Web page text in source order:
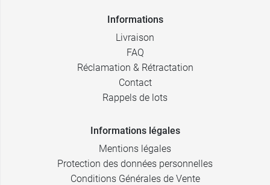
Informations
Livraison
FAQ
Réclamation & Rétractation
Contact
Rappels de lots
Informations légales
Mentions légales
Protection des données personnelles
Conditions Générales de Vente